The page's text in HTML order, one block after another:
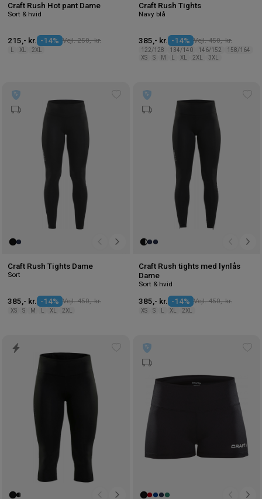
Craft Rush Hot pant Dame
Sort & hvid
215,- kr. -14% Vejl. 250,- kr.
XL 2XL
Craft Rush Tights
Navy blå
385,- kr. -14% Vejl. 450,- kr.
122/128 134/140 146/152
158/164
XS
S M XL 2XL 3XL
Craft Rush Tights Dame
Sort
385,- kr. -14% Vejl. 450,- kr.
XS S M XL 2XL
Craft Rush tights med lynlås
Dame
Sort & hvid
385,- kr. -14% Vejl. 450,- kr.
XS S XL 2XL
ønskeliste